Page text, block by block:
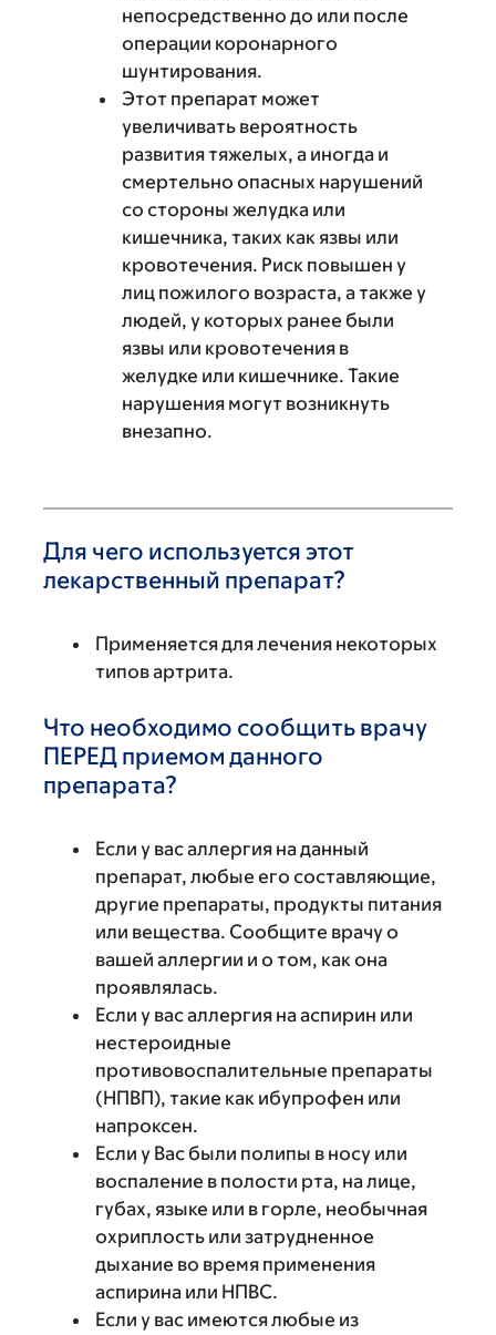
непосредственно до или после
операции коронарного
шунтирования.
Этот препарат может
увеличивать вероятность
развития тяжелых, а иногда и
смертельно опасных нарушений
со стороны желудка или
кишечника, таких как язвы или
кровотечения. Риск повышен у
лиц пожилого возраста, а также у
людей, у которых ранее были
язвы или кровотечения в
желудке или кишечнике. Такие
нарушения могут возникнуть
внезапно.
Для чего используется этот
лекарственный препарат?
Применяется для лечения некоторых
типов артрита.
Что необходимо сообщить врачу
ПЕРЕД приемом данного
препарата?
Если у вас аллергия на данный
препарат, любые его составляющие,
другие препараты, продукты питания
или вещества. Сообщите врачу о
вашей аллергии и о том, как она
проявлялась.
Если у вас аллергия на аспирин или
нестероидные
противовоспалительные препараты
(НПВП), такие как ибупрофен или
напроксен.
Если у Вас были полипы в носу или
воспаление в полости рта, на лице,
губах, языке или в горле, необычная
охриплость или затрудненное
дыхание во время применения
аспирина или НПВС.
Если у вас имеются любые из